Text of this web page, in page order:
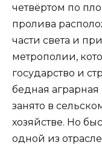
четвёртом по
пролива
части света и
метрополии,
государство и
бедная аграрная
занято в
хозяйстве. Но
одной из